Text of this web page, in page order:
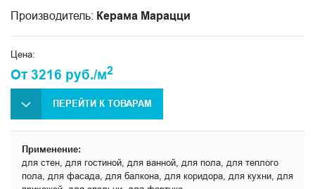
Производитель: Керама Марацци
Цена:
От 3216 руб./м2
ПЕРЕЙТИ К ТОВАРАМ
Применение:
для стен, для гостиной, для ванной, для пола, для теплого
пола, для фасада, для балкона, для коридора, для кухни, для